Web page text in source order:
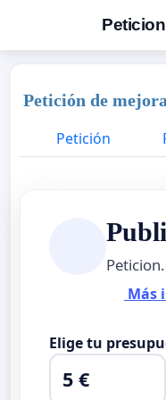
Petición de
Petición
Más
Elige tu
5 €